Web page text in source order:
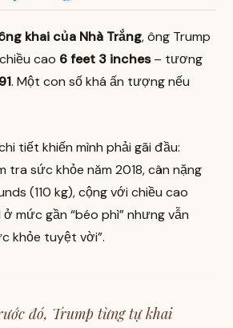
khai của Nhà Trắng, ông Trump
cao 6 feet 3 inches– tương
. Một con số khá ấn tượng nếu
tiết khiến mình phải gãi đầu:
tra sức khỏe năm 2018, cân nặng
(110 kg), cộng với chiều cao
ở mức gần “béo phì” nhưng vẫn
khỏe tuyệt vời”.
đó, Trump từng tự khai